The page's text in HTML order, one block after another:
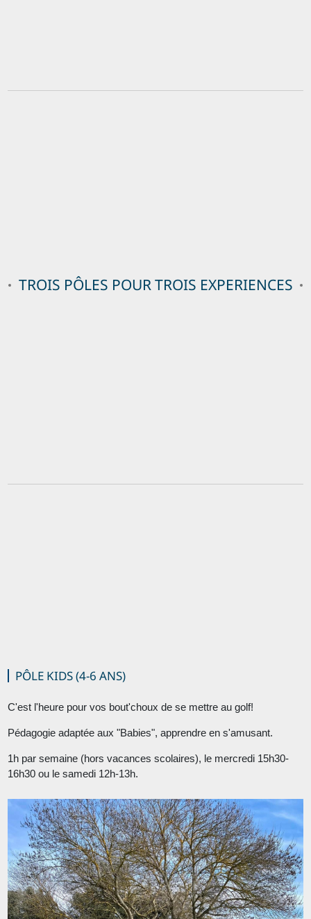
TROIS PÔLES POUR TROIS EXPERIENCES
PÔLE KIDS (4-6 ANS)
C'est l'heure pour vos bout'choux de se mettre au golf!
Pédagogie adaptée aux "Babies", apprendre en s'amusant.
1h par semaine (hors vacances scolaires), le mercredi 15h30-
16h30 ou le samedi 12h-13h.